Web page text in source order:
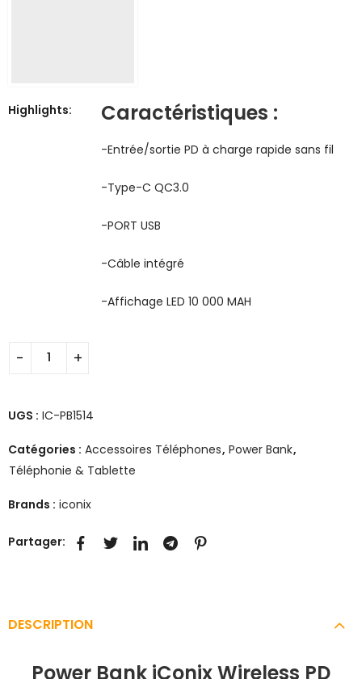
Highlights: Caractéristiques :
-Entrée/sortie PD à charge rapide sans fil
-Type-C QC3.0
-PORT USB
-Câble intégré
-Affichage LED 10 000 MAH
UGS : IC-PB1514
Catégories : Accessoires Téléphones, Power Bank,
Téléphonie & Tablette
Brands : iconix
Partager:
DESCRIPTION
Power Bank iConix Wireless PD